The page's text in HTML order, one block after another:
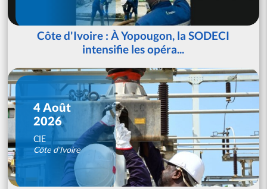
Côte d'Ivoire : À Yopougon, la SODECI
intensifie les opéra...
4 Août
2026
CIE
Côte d'Ivoire